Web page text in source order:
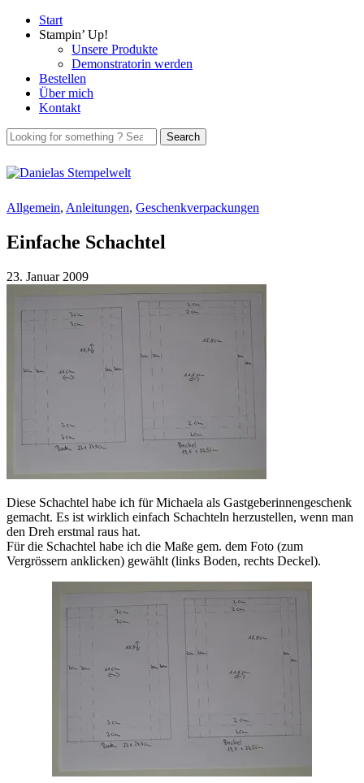
Start
Stampin’ Up!
Unsere Produkte
Demonstratorin werden
Bestellen
Über mich
Kontakt
Allgemein, Anleitungen, Geschenkverpackungen
Einfache Schachtel
23. Januar 2009
Diese Schachtel habe ich für Michaela als Gastgeberinnengeschenk
gemacht. Es ist wirklich einfach Schachteln herzustellen, wenn man
den Dreh erstmal raus hat.
Für die Schachtel habe ich die Maße gem. dem Foto (zum
Vergrössern anklicken) gewählt (links Boden, rechts Deckel).